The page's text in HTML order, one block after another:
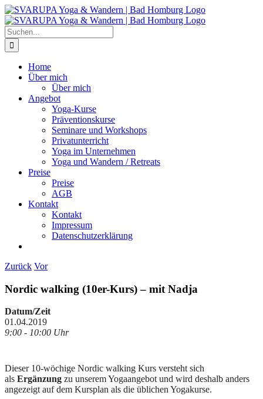
Zum
Inhalt
springen
Suche
nach:
Home
Über mich
Über mich
Angebot
Yoga-Kurse
Präventionskurse
Seminare und Workshops
Privatunterricht
Yoga im Unternehmen
Yoga und Wandern / Retreats
Preise
Preise
AGB
Kontakt
Kontakt
Impressum
Datenschutzerklärung
Zurück Vor
Nordic walking (10er-Kurs) – mit Nadja
Datum/Zeit
01.04.2019
9:00 - 10:00 Uhr
Dieser 10-wöchige Nordic walking Kurs versteht sich
als Ergänzung zu unserem Yogaangebot und wird deshalb anders
angezeigt auf dem Kursplan als die üblichen Yogakurse.